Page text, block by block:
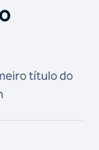
título do